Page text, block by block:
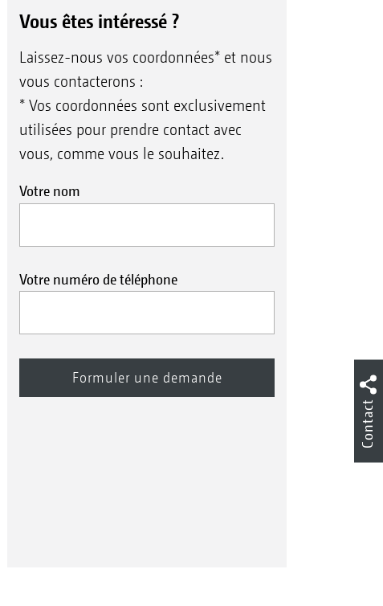
Vous êtes intéressé ?
Laissez-nous vos coordonnées* et nous
vous contacterons :
* Vos coordonnées sont exclusivement
utilisées pour prendre contact avec
vous, comme vous le souhaitez.
Votre nom
Votre numéro de téléphone
Contact